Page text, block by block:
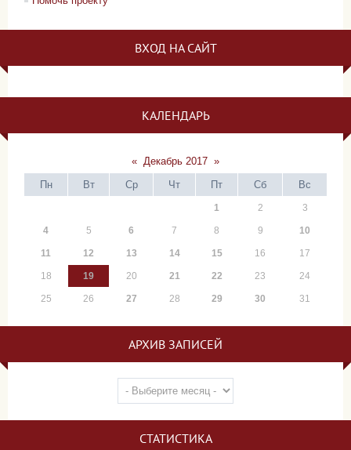
ВХОД НА САЙТ
КАЛЕНДАРЬ
« Декабрь 2017 »
Пн
Вт Ср Чт Пт Сб Вс
1 2 3
4 5 6 7 8 9 10
11 12 13 14 15 16 17
18 19 20 21 22 23 24
25 26 27 28 29 30 31
АРХИВ ЗАПИСЕЙ
СТАТИСТИКА